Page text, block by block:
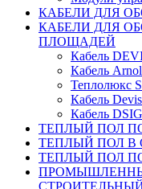
КАБЕЛИ ДЛЯ
КАБЕЛИ ДЛЯ
ПЛОЩАДЕЙ
Кабель
Кабель
Теплолюкс
Кабель
Кабель
ТЕПЛЫЙ ПОЛ
ТЕПЛЫЙ ПОЛ В
ТЕПЛЫЙ ПОЛ